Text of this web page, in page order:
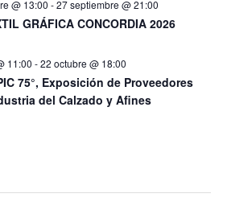
@ 13:00 -27 septiembre @ 21:00
GRÁFICA CONCORDIA 2026
11:00 -22 octubre @ 18:00
75°, Exposición de Proveedores
del Calzado y Afines